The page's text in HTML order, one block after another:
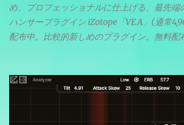
め、プロフェッショナルに仕上げる、最先端
ハンサープラグイン iZotope「VEA」(通常
配布中。比較的新しめのプラグイン。無料配